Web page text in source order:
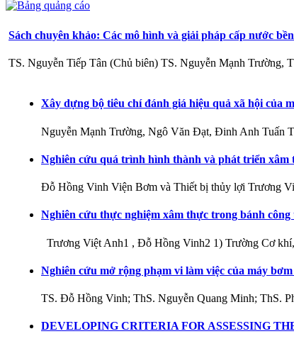
Sách chuyên khảo: Các mô hình và giải pháp cấp nước
TS. Nguyễn Tiếp Tân (Chủ biên) TS. Nguyễn Mạnh Trường,
Xây dựng bộ tiêu chí đánh giá hiệu quả xã hội của
Nguyễn Mạnh Trường, Ngô Văn Đạt, Đinh Anh Tuấn
Nghiên cứu quá trình hình thành và phát triển
Đỗ Hồng Vinh Viện Bơm và Thiết bị thủy lợi Trương
Nghiên cứu thực nghiệm xâm thực trong bánh
Trương Việt Anh1 , Đỗ Hồng Vinh2 1) Trường Cơ
Nghiên cứu mở rộng phạm vi làm việc của máy
TS. Đỗ Hồng Vinh; ThS. Nguyễn Quang Minh; ThS.
DEVELOPING CRITERIA FOR ASSESSING